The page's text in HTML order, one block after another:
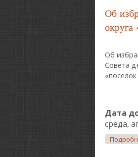
Об
округа
Об
Совета
Дата
среда,